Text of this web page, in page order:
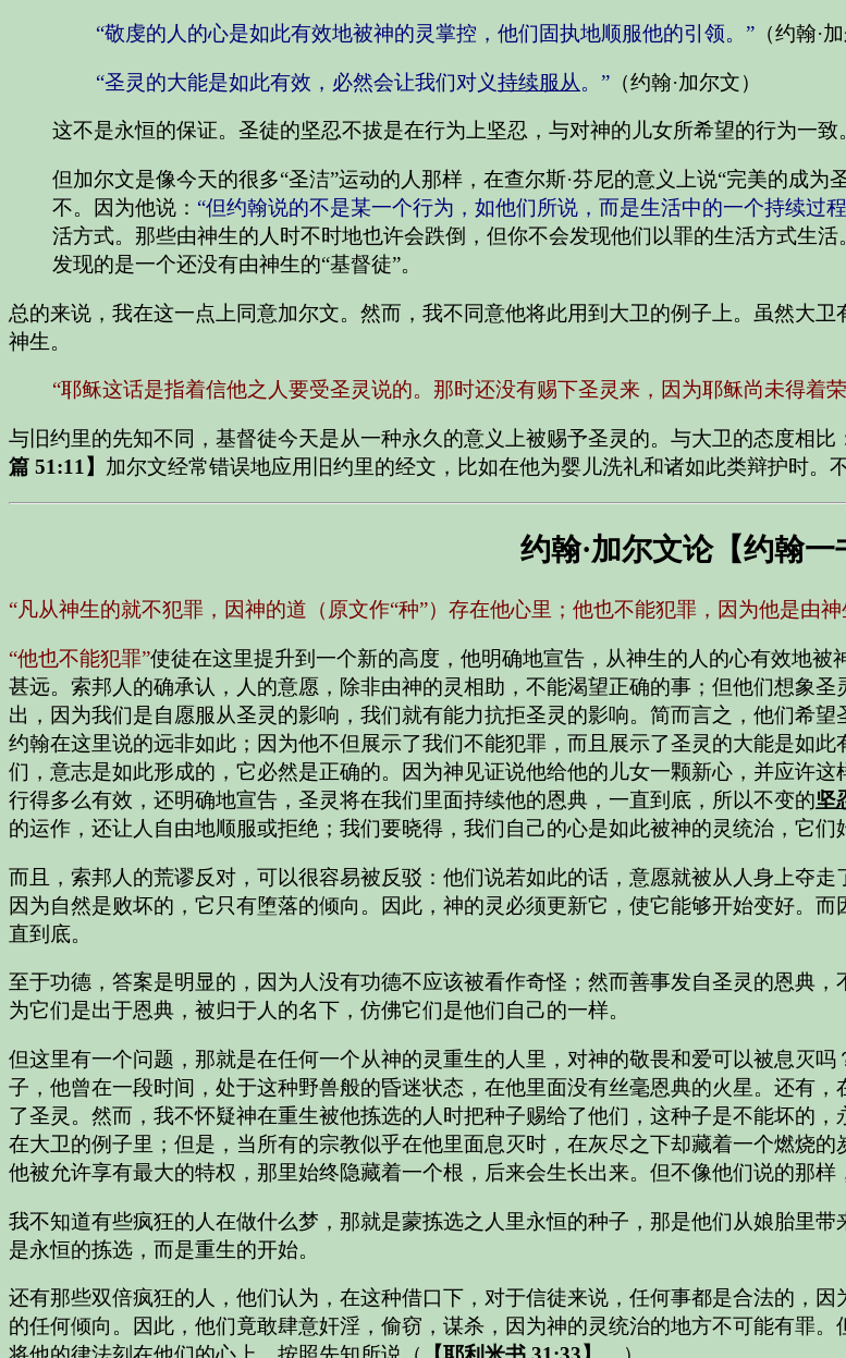
“敬虔的人的心是如此有效地被神的灵掌控，他们固执地顺服他的引领。” （约翰·
“圣灵的大能是如此有效，必然会让我们对义持续服从。” （约翰·加尔文）
这不是永恒的保证。圣徒的坚忍不拔是在行为上坚忍，与对神的儿女所希望的行为一致
但加尔文是像今天的很多“圣洁”运动的人那样，在查尔斯·芬尼的意义上说“完美的成
不。因为他说： “但约翰说的不是某一个行为，如他们所说，而是生活中的一个持续过
活方式。那些由神生的人时不时地也许会跌倒，但你不会发现他们以罪的生活方式生
发现的是一个还没有由神生的“基督徒”。
总的来说，我在这一点上同意加尔文。然而，我不同意他将此用到大卫的例子上。虽然大
神生。
“耶稣这话是指着信他之人要受圣灵说的。那时还没有赐下圣灵来，因为耶稣尚未得着
与旧约里的先知不同，基督徒今天是从一种永久的意义上被赐予圣灵的。与大卫的态度相比
篇 51:11】 加尔文经常错误地应用旧约里的经文，比如在他为婴儿洗礼和诸如此类辩护时。
约翰·加尔文论【约翰一
“凡从神生的就不犯罪，因神的道（原文作“种”）存在他心里；他也不能犯罪，因为他是由神
“他也不能犯罪”使徒在这里提升到一个新的高度，他明确地宣告，从神生的人的心有效地
甚远。索邦人的确承认，人的意愿，除非由神的灵相助，不能渴望正确的事；但他们想象
出，因为我们是自愿服从圣灵的影响，我们就有能力抗拒圣灵的影响。简而言之，他们希
约翰在这里说的远非如此；因为他不但展示了我们不能犯罪，而且展示了圣灵的大能是如
们，意志是如此形成的，它必然是正确的。因为神见证说他给他的儿女一颗新心，并应许
行得多么有效，还明确地宣告，圣灵将在我们里面持续他的恩典，一直到底，所以不变的坚
的运作，还让人自由地顺服或拒绝；我们要晓得，我们自己的心是如此被神的灵统治，它们
而且，索邦人的荒谬反对，可以很容易被反驳：他们说若如此的话，意愿就被从人身上夺
因为自然是败坏的，它只有堕落的倾向。因此，神的灵必须更新它，使它能够开始变好。
直到底。
至于功德，答案是明显的，因为人没有功德不应该被看作奇怪；然而善事发自圣灵的恩典
为它们是出于恩典，被归于人的名下，仿佛它们是他们自己的一样。
但这里有一个问题，那就是在任何一个从神的灵重生的人里，对神的敬畏和爱可以被息灭
子，他曾在一段时间，处于这种野兽般的昏迷状态，在他里面没有丝毫恩典的火星。还有
了圣灵。然而，我不怀疑神在重生被他拣选的人时把种子赐给了他们，这种子是不能坏的
在大卫的例子里；但是，当所有的宗教似乎在他里面息灭时，在灰尽之下却藏着一个燃烧
他被允许享有最大的特权，那里始终隐藏着一个根，后来会生长出来。但不像他们说的那样
我不知道有些疯狂的人在做什么梦，那就是蒙拣选之人里永恒的种子，那是他们从娘胎里
是永恒的拣选，而是重生的开始。
还有那些双倍疯狂的人，他们认为，在这种借口下，对于信徒来说，任何事都是合法的，
的任何倾向。因此，他们竟敢肆意奸淫，偷窃，谋杀，因为神的灵统治的地方不可能有罪